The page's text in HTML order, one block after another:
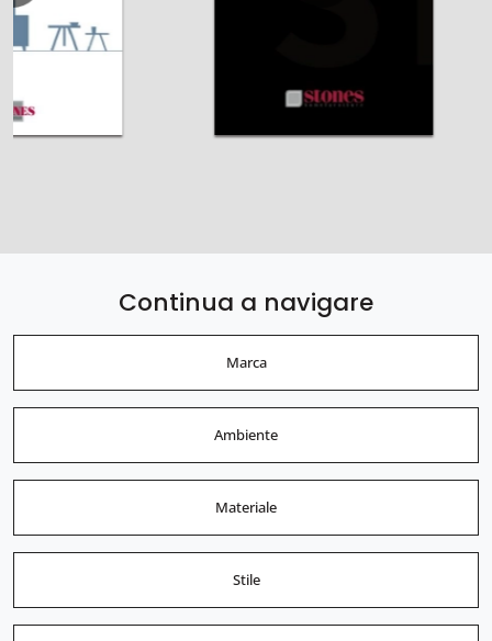
Continua a navigare
Marca
Ambiente
Materiale
Stile